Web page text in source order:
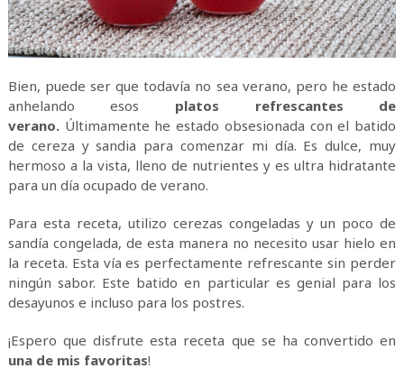
Bien, puede ser que todavía no sea verano, pero he estado
anhelando esos platos refrescantes de
verano.Últimamente he estado obsesionada con el batido
de cereza y sandia para comenzar mi día. Es dulce, muy
hermoso a la vista, lleno de nutrientes y es ultra hidratante
para un día ocupado de verano.
Para esta receta, utilizo cerezas congeladas y un poco de
sandía congelada, de esta manera no necesito usar hielo en
la receta. Esta vía es perfectamente refrescante sin perder
ningún sabor. Este batido en particular es genial para los
desayunos e incluso para los postres.
¡Espero que disfrute esta receta que se ha convertido en
una de mis favoritas!